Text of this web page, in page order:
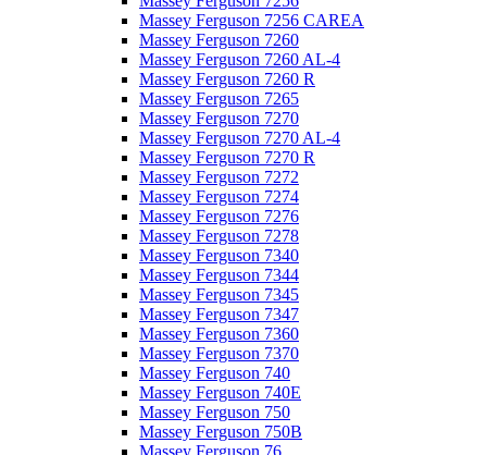
Massey Ferguson 7256 CAREA
Massey Ferguson 7260
Massey Ferguson 7260 AL-4
Massey Ferguson 7260 R
Massey Ferguson 7265
Massey Ferguson 7270
Massey Ferguson 7270 AL-4
Massey Ferguson 7270 R
Massey Ferguson 7272
Massey Ferguson 7274
Massey Ferguson 7276
Massey Ferguson 7278
Massey Ferguson 7340
Massey Ferguson 7344
Massey Ferguson 7345
Massey Ferguson 7347
Massey Ferguson 7360
Massey Ferguson 7370
Massey Ferguson 740
Massey Ferguson 740E
Massey Ferguson 750
Massey Ferguson 750B
Massey Ferguson 76